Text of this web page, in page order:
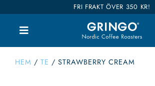
FRI FRAKT ÖVER 350 KR!
HEM / TE / STRAWBERRY CREAM